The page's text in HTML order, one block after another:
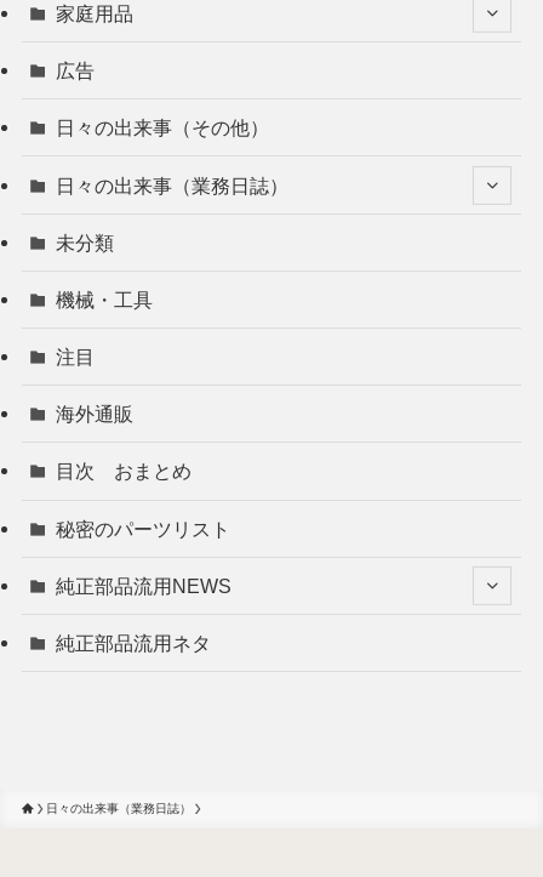
家庭用品
広告
日々の出来事（その他）
日々の出来事（業務日誌）
未分類
機械・工具
注目
海外通販
目次 おまとめ
秘密のパーツリスト
純正部品流用NEWS
純正部品流用ネタ
日々の出来事（業務日誌）